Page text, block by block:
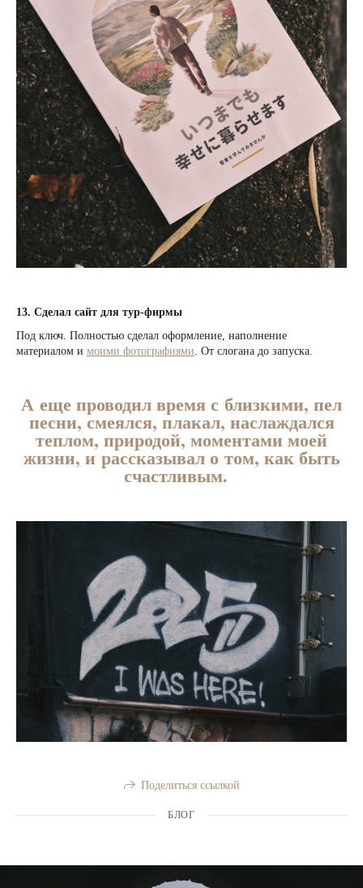
13. Сделал сайт для тур-фирмы
Под ключ. Полностью сделал оформление, наполнение
материалом и моими фотографиями. От слогана до запуска.
А еще проводил время с близкими, пел
песни, смеялся, плакал, наслаждался
теплом, природой, моментами моей
жизни, и рассказывал о том, как быть
счастливым.
Поделиться ссылкой
БЛОГ